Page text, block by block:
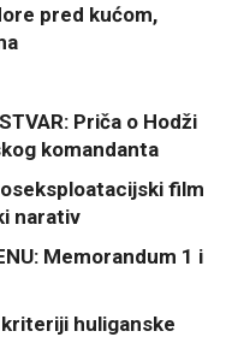
pred kućom,
Priča o Hodži
komandanta
film
narativ
Memorandum 1 i
kriteriji huliganske